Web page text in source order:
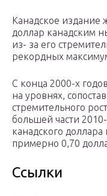
Канадское издание
доллар канадским
из- за его
рекордных
С конца 2000-х
на уровнях,
стремительного
большей части
канадского
примерно 0,70
Ссылки